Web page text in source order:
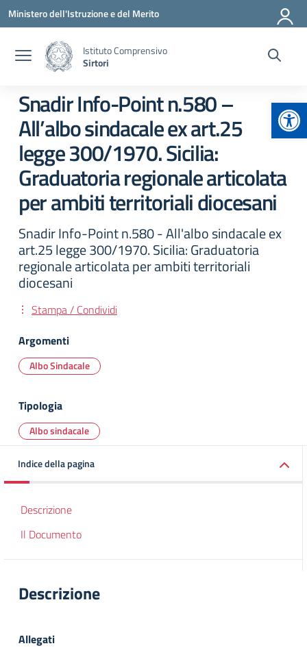
Vai ai contenuti
Vai al menu di navigazione
Vai al footer
Ministero dell'Istruzione e del Merito
Istituto Comprensivo
Sirtori
Snadir Info-Point n.580 –
All’albo sindacale ex art.25
legge 300/1970. Sicilia:
Graduatoria regionale articolata
per ambiti territoriali diocesani
Snadir Info-Point n.580 - All'albo sindacale ex
art.25 legge 300/1970. Sicilia: Graduatoria
regionale articolata per ambiti territoriali
diocesani
Stampa / Condividi
Argomenti
Albo Sindacale
Tipologia
Albo sindacale
Indice della pagina
Descrizione
Il Documento
Descrizione
Allegati